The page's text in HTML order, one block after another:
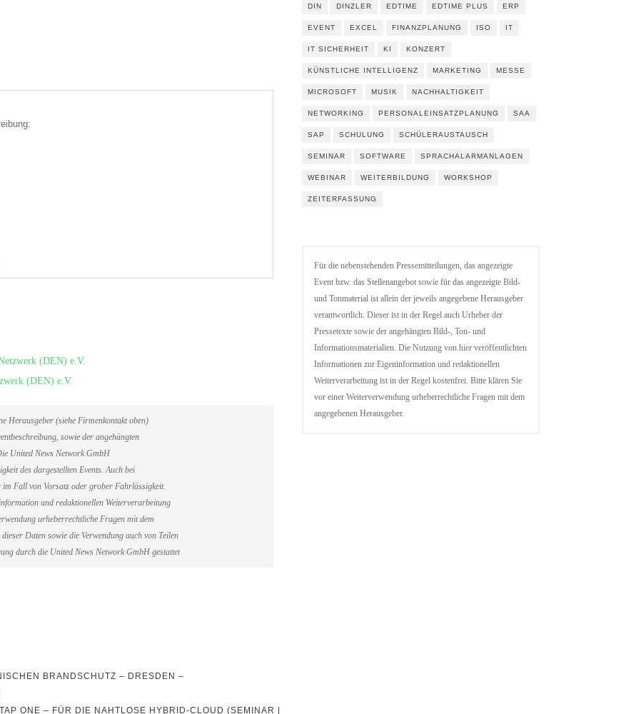
(DEN) e.V.
(DEN) e.V.
Herausgeber (siehe Firmenkontakt oben)
sowie der angehängten
United News Network GmbH
des dargestellten Events. Auch bei
Fall von Vorsatz oder grober Fahrlässigkeit.
und redaktionellen Weiterverarbeitung
urheberrechtliche Fragen mit dem
Daten sowie die Verwendung auch von Teilen
durch die United News Network GmbH gestattet
BRANDSCHUTZ – DRESDEN –
ONE – FÜR DIE NAHTLOSE HYBRID-CLOUD (SEMINAR |
DIN DINZLER EDTIME EDTIME PLUS ERP
EVENT EXCEL FINANZPLANUNG ISO IT
IT SICHERHEIT KI KONZERT
KÜNSTLICHE INTELLIGENZ MARKETING MESSE
MICROSOFT MUSIK NACHHALTIGKEIT
NETWORKING PERSONALEINSATZPLANUNG SAA
SAP SCHULUNG SCHÜLERAUSTAUSCH
SEMINAR SOFTWARE SPRACHALARMANLAGEN
WEBINAR WEITERBILDUNG WORKSHOP
ZEITERFASSUNG
Für die nebenstehenden Pressemitteilungen, das angezeigte
Event bzw. das Stellenangebot sowie für das angezeigte Bild-
und Tonmaterial ist allein der jeweils angegebene Herausgeber
verantwortlich. Dieser ist in der Regel auch Urheber der
Pressetexte sowie der angehängten Bild-, Ton- und
Informationsmaterialien. Die Nutzung von hier veröffentlichten
Informationen zur Eigeninformation und redaktionellen
Weiterverarbeitung ist in der Regel kostenfrei. Bitte klären Sie
vor einer Weiterverwendung urheberrechtliche Fragen mit dem
angegebenen Herausgeber.